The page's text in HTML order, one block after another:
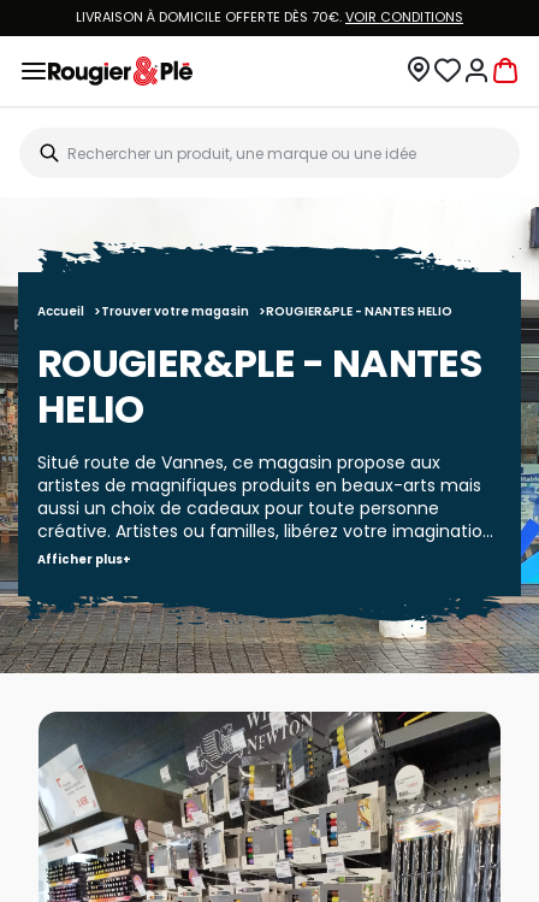
LIVRAISON À DOMICILE OFFERTE DÈS 70€.VOIR CONDITIONS
Accueil Trouver votre magasin ROUGIER&PLE - NANTES HELIO
ROUGIER&PLE - NANTES
HELIO
Situé route de Vannes, ce magasin propose aux
artistes de magnifiques produits en beaux-arts mais
aussi un choix de cadeaux pour toute personne
créative. Artistes ou familles, libérez votre imaginatio...
Afficher plus